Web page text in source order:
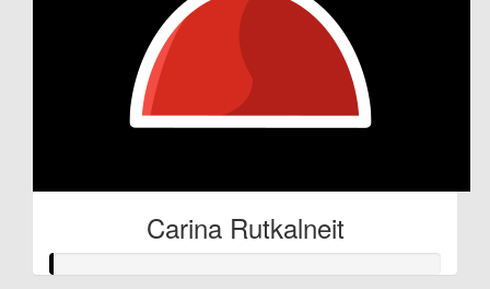
Carina Rutkalneit